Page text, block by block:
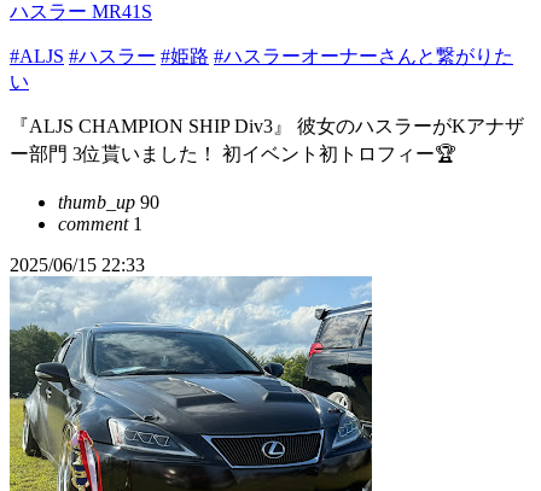
ハスラー MR41S
#ALJS #ハスラー #姫路 #ハスラーオーナーさんと繋がりた
い
『ALJS CHAMPION SHIP Div3』 彼女のハスラーがKアナザ
ー部門 3位貰いました！ 初イベント初トロフィー🏆
thumb_up 90
comment1
2025/06/15 22:33